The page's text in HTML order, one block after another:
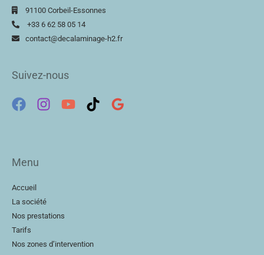
91100 Corbeil-Essonnes
+33 6 62 58 05 14
contact@decalaminage-h2.fr
Suivez-nous
Menu
Accueil
La société
Nos prestations
Tarifs
Nos zones d’intervention